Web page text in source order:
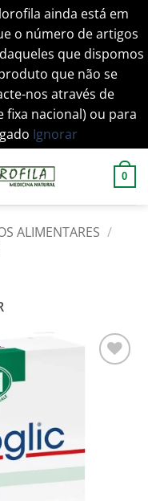
ainda está em
o número de artigos
que dispomos
que não se
nos através de
fixa nacional) ou para
Ignorar
0
ALIMENTARES /